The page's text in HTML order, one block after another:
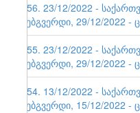
156. 23/12/2022 -
ვებგვერდი, 29/12/2022
155. 23/12/2022 -
ვებგვერდი, 29/12/2022
154. 13/12/2022 -
ვებგვერდი, 15/12/2022